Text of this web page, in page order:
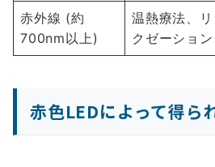
赤外線 (約
700nm以上)
温熱療法、リ
クゼーション
赤色LEDによって得ら